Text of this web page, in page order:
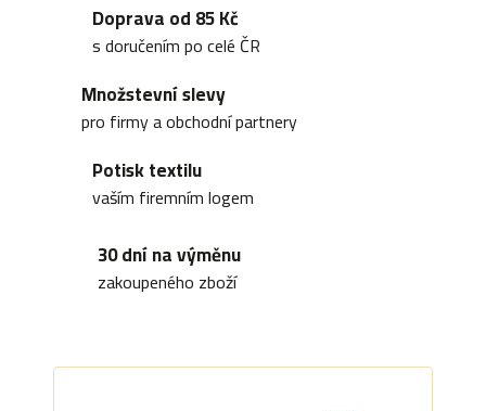
Doprava od 85 Kč
s doručením po celé ČR
Množstevní slevy
pro firmy a obchodní partnery
Potisk textilu
vaším firemním logem
30 dní na výměnu
zakoupeného zboží